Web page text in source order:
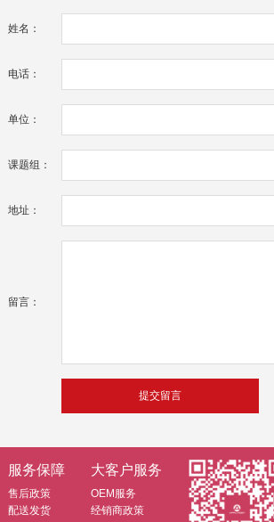
姓名：
电话：
单位：
课题组：
地址：
留言：
服务保障
售后政策
配送发货
大客户服务
OEM服务
经销商政策